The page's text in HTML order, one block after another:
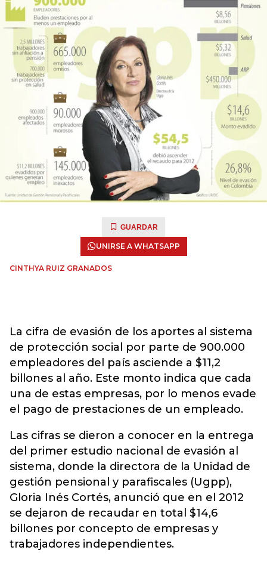
GUARDAR
UNIRSE A WHATSAPP
CINTHYA RUIZ GRANADOS
La cifra de evasión de los aportes al sistema
de protección social por parte de 900.000
empleadores del país asciende a $11,2
billones al año. Este monto indica que cada
una de estas empresas, por lo menos evade
el pago de prestaciones de un empleado.
Las cifras se dieron a conocer en la entrega
del primer estudio nacional de evasión al
sistema, donde la directora de la Unidad de
gestión pensional y parafiscales (Ugpp),
Gloria Inés Cortés, anunció que en el 2012
se dejaron de recaudar en total $14,6
billones por concepto de empresas y
trabajadores independientes.